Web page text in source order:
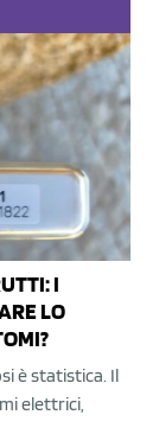
I
LO
è statistica. Il
elettrici,